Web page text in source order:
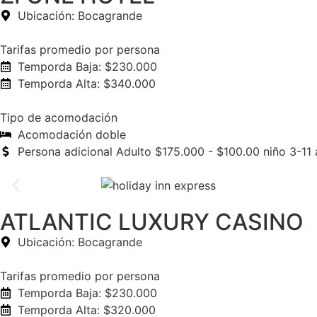
Ubicación: Bocagrande
Tarifas promedio por persona
Temporda Baja: $230.000
Temporda Alta: $340.000
Tipo de acomodación
Acomodación doble
Persona adicional Adulto $175.000 - $100.00 niño 3-11
ATLANTIC LUXURY CASINO
Ubicación: Bocagrande
Tarifas promedio por persona
Temporda Baja: $230.000
Temporda Alta: $320.000